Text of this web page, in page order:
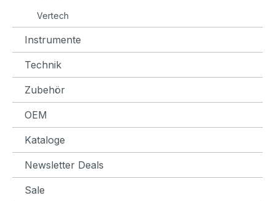
Vertech
Instrumente
Technik
Zubehör
OEM
Kataloge
Newsletter Deals
Sale